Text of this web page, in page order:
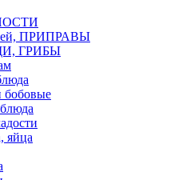
ПРИПРАВЫ
ГРИБЫ
бобовые
яйца